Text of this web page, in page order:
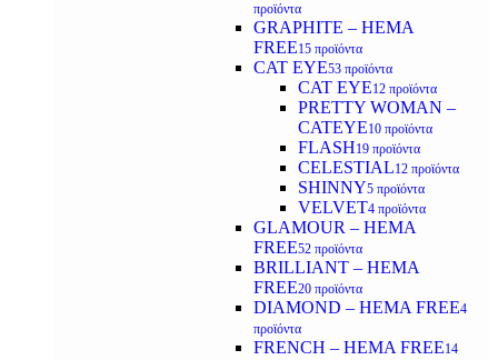
προϊόντα
GRAPHITE – HEMA
FREE15 προϊόντα
CAT EYE53 προϊόντα
CAT EYE12 προϊόντα
PRETTY WOMAN –
CATEYE10 προϊόντα
FLASH19 προϊόντα
CELESTIAL12 προϊόντα
SHINNY5 προϊόντα
VELVET4 προϊόντα
GLAMOUR – HEMA
FREE52 προϊόντα
BRILLIANT – HEMA
FREE20 προϊόντα
DIAMOND – HEMA FREE4
προϊόντα
FRENCH – HEMA FREE14